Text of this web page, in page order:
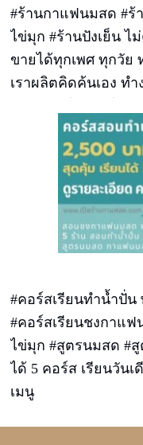
#ร้านกาแฟนมสด #ร้
ไข่มุก #ร้านปังเย็น ไ
ขายได้ทุกเพศ ทุกวัย
เราผลิตคิดค้นเอง ท
ไม่ต้องเปลืองแก๊ส
#คอร์สเรียนทำน้ำปั่น
#คอร์สเรียนชงกาแ
ไข่มุก #สูตรนมสด #สู
ได้ 5 คอร์ส เรียนวันเ
เมนู